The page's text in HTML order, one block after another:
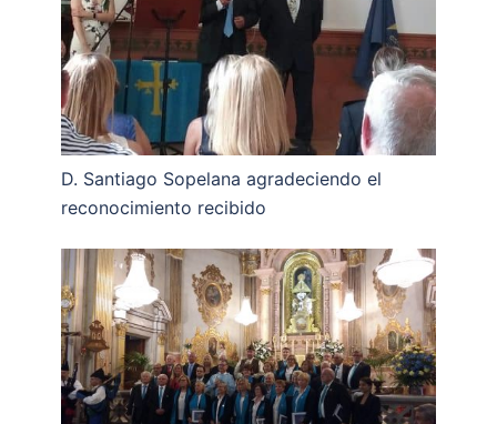
D. Santiago Sopelana agradeciendo el
reconocimiento recibido